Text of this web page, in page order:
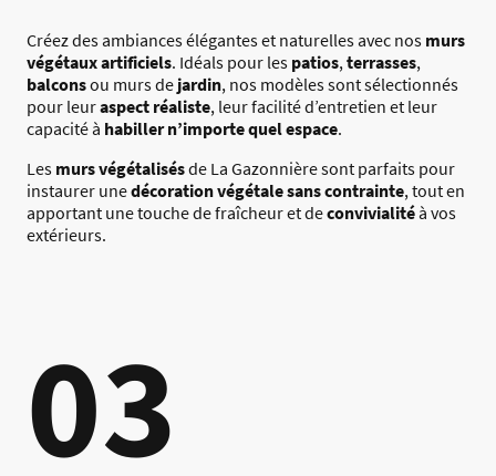
Créez des ambiances élégantes et naturelles avec nos murs
végétaux artificiels. Idéals pour les patios, terrasses,
balconsou murs de jardin, nos modèles sont sélectionnés
pour leuraspect réaliste, leur facilité d’entretien et leur
capacité à habiller n’importe quel espace.
Les murs végétalisésde La Gazonnière sont parfaits pour
instaurer unedécoration végétale sans contrainte, tout en
apportant une touche de fraîcheur et deconvivialitéà vos
extérieurs.
03